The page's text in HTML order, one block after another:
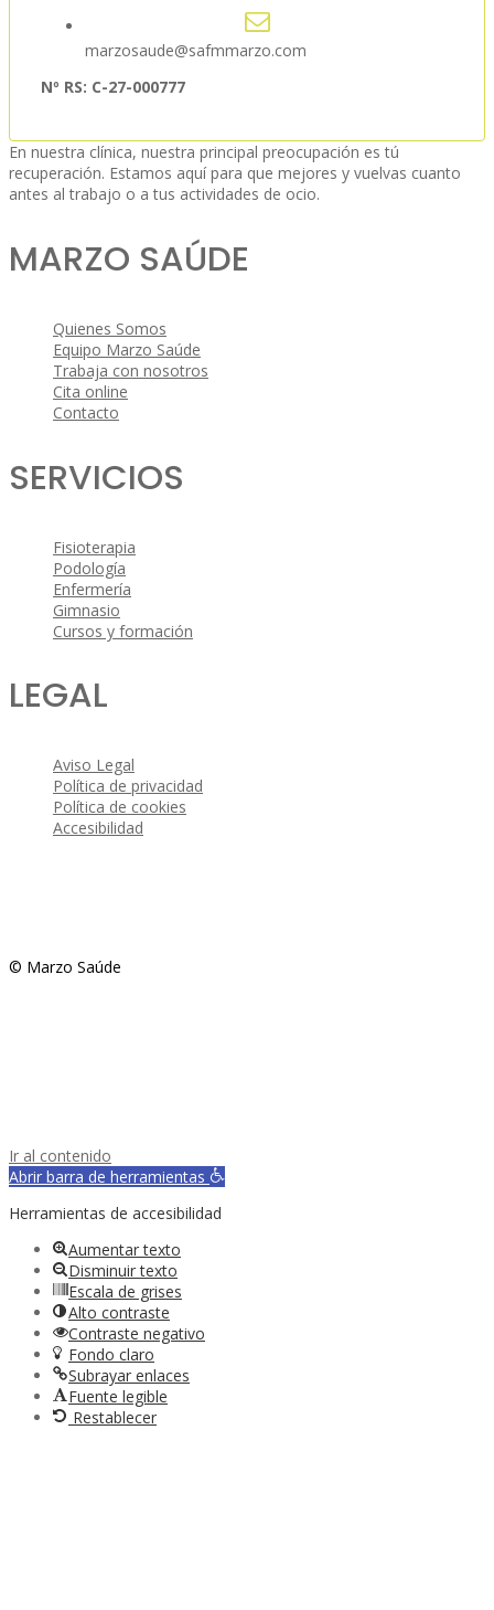
marzosaude@safmmarzo.com
Nº RS: C-27-000777
En nuestra clínica, nuestra principal preocupación es tú
recuperación. Estamos aquí para que mejores y vuelvas cuanto
antes al trabajo o a tus actividades de ocio.
MARZO SAÚDE
Quienes Somos
Equipo Marzo Saúde
Trabaja con nosotros
Cita online
Contacto
SERVICIOS
Fisioterapia
Podología
Enfermería
Gimnasio
Cursos y formación
LEGAL
Aviso Legal
Política de privacidad
Política de cookies
Accesibilidad
© Marzo Saúde
Ir al contenido
Abrir barra de herramientas
Herramientas de accesibilidad
Aumentar texto
Disminuir texto
Escala de grises
Alto contraste
Contraste negativo
Fondo claro
Subrayar enlaces
Fuente legible
Restablecer